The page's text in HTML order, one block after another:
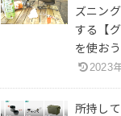
ズニン
する【
を使おう
2023
所持し